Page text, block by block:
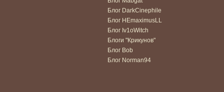
Блог DarkCinephile
Блог HEmaximusLL
Блог Iv1oWitch
Блоги "Крикунов"
Блог Bob
Блог Norman94